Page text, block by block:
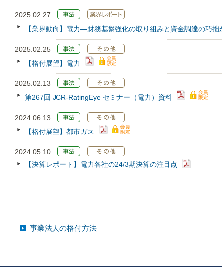
2025.02.27
【業界動向】電力―財務基盤強化の取り組みと資金調達の巧
2025.02.25
【格付展望】電力
2025.02.13
第267回 JCR‐RatingEye セミナー（電力）資料
2024.06.13
【格付展望】都市ガス
2024.05.10
【決算レポート】電力各社の24/3期決算の注目点
事業法人の格付方法